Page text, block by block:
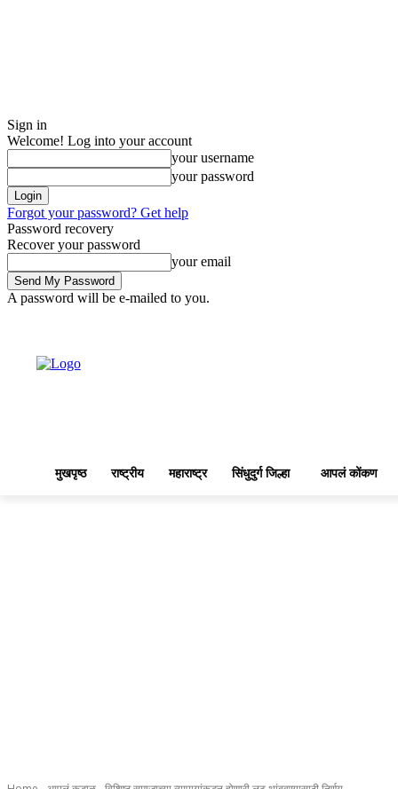
Sign in
Welcome! Log into your account
your username
your password
Forgot your password? Get help
Password recovery
Recover your password
your email
A password will be e-mailed to you.
मुखपृष्ठ राष्ट्रीय महाराष्ट्र सिंधुदुर्ग जिल्हा आपलं कोंकण